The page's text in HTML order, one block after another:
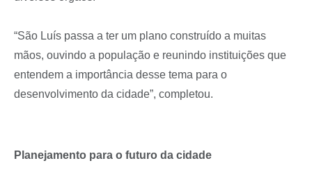
“São Luís passa a ter um plano construído a muitas
mãos, ouvindo a população e reunindo instituições que
entendem a importância desse tema para o
desenvolvimento da cidade”, completou.
Planejamento para o futuro da cidade